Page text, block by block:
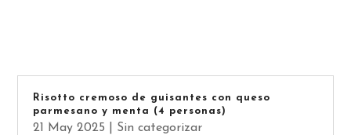
Risotto cremoso de guisantes con queso
parmesano y menta (4 personas)
21 May 2025 Sin categorizar